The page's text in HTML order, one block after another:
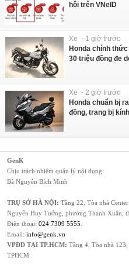
hội trên VNeID
Xe - 1 giờ trước
Honda chính
30 triệu đồng đe
Xe - 2 giờ trước
Honda chuẩn bị
đồng, trang bị
GenK
Chịu trách nhiệm quản lý nội dung:
Bà Nguyễn Bích Minh
TRỤ SỞ HÀ NỘI: Tầng 22, Tòa nhà
Nguyễn Huy Tưởng, phường Thanh Xuân,
Điện thoại: 024 7309 5555.
Email: info@genk.vn
VPĐD TẠI TP.HCM: Tầng 4, Tòa nhà
TPHCM